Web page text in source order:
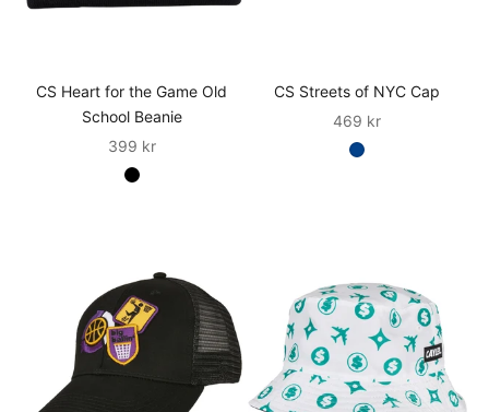
CS Heart for the Game Old
School Beanie
Sale
399 kr
CS Streets of NYC Cap
Sale
469 kr